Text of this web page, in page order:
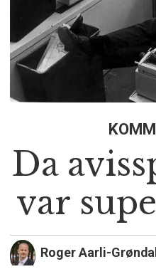
Da
var
Roger Aarli-